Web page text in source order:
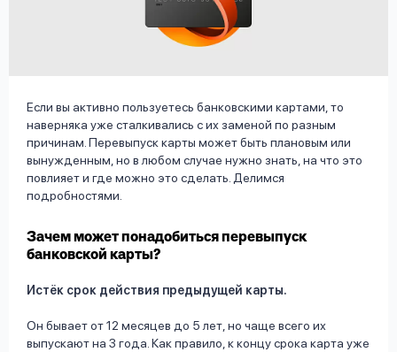
Если вы активно пользуетесь банковскими картами, то
наверняка уже сталкивались с их заменой по разным
причинам. Перевыпуск карты может быть плановым или
вынужденным, но в любом случае нужно знать, на что это
повлияет и где можно это сделать. Делимся
подробностями.
Зачем может понадобиться перевыпуск
банковской карты?
Истёк срок действия предыдущей карты.
Он бывает от 12 месяцев до 5 лет, но чаще всего их
выпускают на 3 года. Как правило, к концу срока карта уже
Оформить заявку
Войти под другим номером
Ответы
на